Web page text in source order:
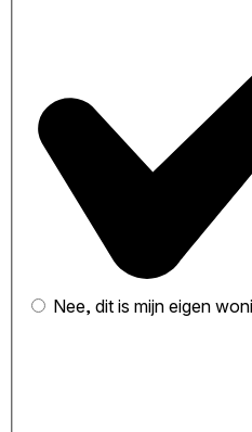
Nee, dit is mijn eigen